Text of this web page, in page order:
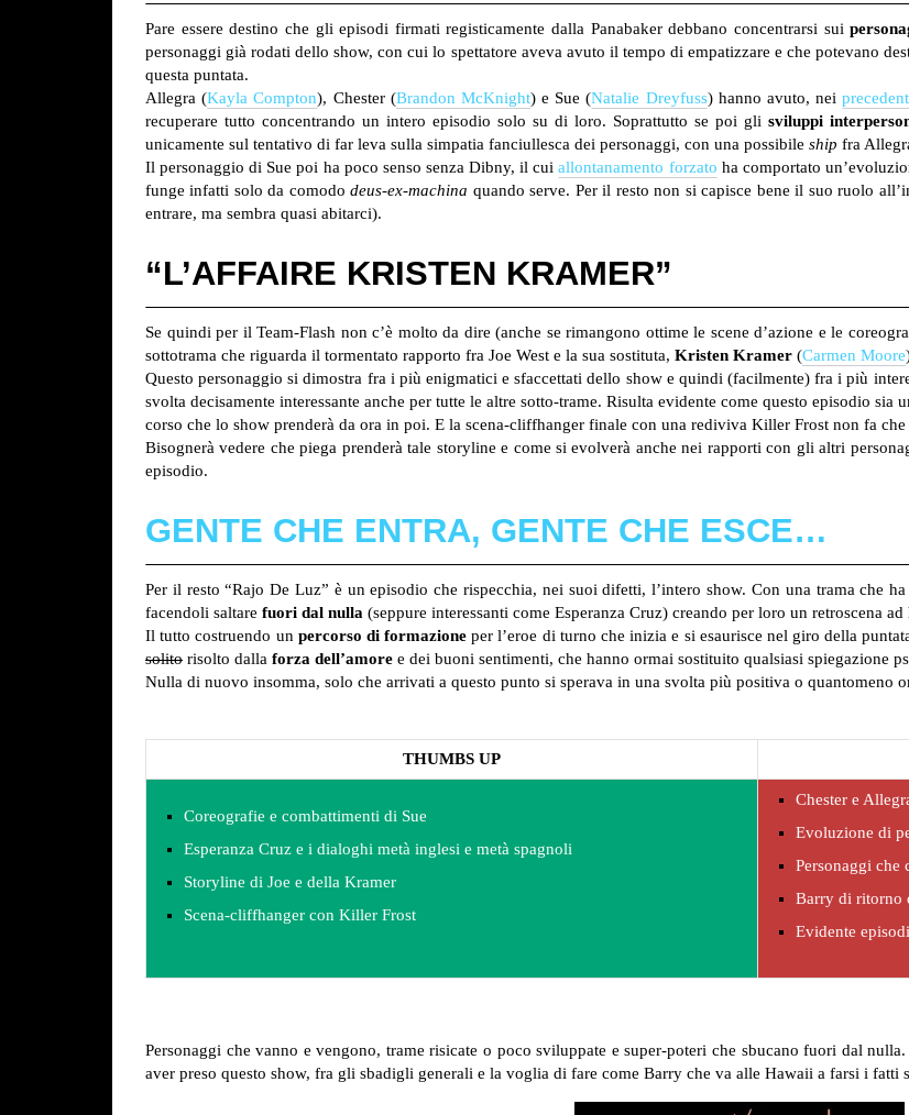
Pare essere destino che gli episodi firmati registicamente dalla Panabaker debbano concentrarsi sui
personaggi già rodati dello show, con cui lo spettatore aveva avuto il tempo di empatizzare e che potevano
questa puntata.
Allegra (Kayla Compton), Chester (Brandon McKnight) e Sue (Natalie Dreyfuss) hanno avuto, nei
recuperare tutto concentrando un intero episodio solo su di loro. Soprattutto se poi gli sviluppi
unicamente sul tentativo di far leva sulla simpatia fanciullesca dei personaggi, con una possibile ship fra
Il personaggio di Sue poi ha poco senso senza Dibny, il cuiallontanamento forzato ha comportato
funge infatti solo da comododeus-ex-machina quando serve. Per il resto non si capisce bene il suo ruolo
entrare, ma sembra quasi abitarci).
“L’AFFAIRE KRISTEN KRAMER”
Se quindi per il Team-Flash non c’è molto da dire (anche se rimangono ottime le scene d’azione e le
sottotrama che riguarda il tormentato rapporto fra Joe West e la sua sostituta, Kristen Kramer (Carmen Moore
Questo personaggio si dimostra fra i più enigmatici e sfaccettati dello show e quindi (facilmente) fra i più
svolta decisamente interessante anche per tutte le altre sotto-trame. Risulta evidente come questo episodio sia
corso che lo show prenderà da ora in poi. E la scena-cliffhanger finale con una rediviva Killer Frost non fa che
Bisognerà vedere che piega prenderà tale storyline e come si evolverà anche nei rapporti con gli altri
episodio.
GENTE CHE ENTRA, GENTE CHE ESCE…
Per il resto “Rajo De Luz” è un episodio che rispecchia, nei suoi difetti, l’intero show. Con una trama
facendoli saltare fuori dal nulla (seppure interessanti come Esperanza Cruz) creando per loro un retroscena
Il tutto costruendo un percorso di formazione per l’eroe di turno che inizia e si esaurisce nel giro della
solito risolto dalla forza dell’amore e dei buoni sentimenti, che hanno ormai sostituito qualsiasi spiegazione
Nulla di nuovo insomma, solo che arrivati a questo punto si sperava in una svolta più positiva o quantomeno
THUMBS UP
Coreografie e combattimenti di Sue
Esperanza Cruz e i dialoghi metà inglesi e metà spagnoli
Storyline di Joe e della Kramer
Scena-cliffhanger con Killer Frost
Chester e
Evoluzione di
Personaggi che
Barry di ritorno
Evidente
Personaggi che vanno e vengono, trame risicate o poco sviluppate e super-poteri che sbucano fuori dal
aver preso questo show, fra gli sbadigli generali e la voglia di fare come Barry che va alle Hawaii a farsi i fatti